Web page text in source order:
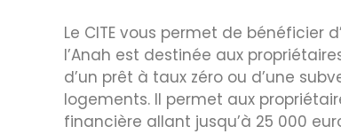
Le CITE vous permet de bénéficier
l’Anah est destinée aux
d’un prêt à taux zéro ou d’une
logements. Il permet aux
financière allant jusqu’à 25 000